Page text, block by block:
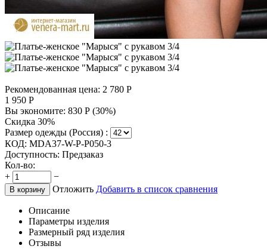
Рекомендованная цена: 2 780 Р
1 950 Р
Вы экономите: 830 Р (30%)
Скидка 30%
Размер одежды (Россия) :
КОД: MDA37-W-P-P050-3
Доступность: Предзаказ
Кол-во:
+
−
В корзину Отложить Добавить в список сравнения
Описание
Параметры изделия
Размерный ряд изделия
Отзывы